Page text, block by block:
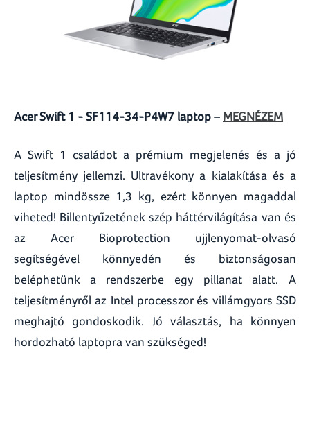
Acer Swift 1 - SF114-34-P4W7 laptop– MEGNÉZEM
A Swift 1 családot a prémium megjelenés és a jó
teljesítmény jellemzi. Ultravékony a kialakítása és a
laptop mindössze 1,3 kg, ezért könnyen magaddal
viheted! Billentyűzetének szép háttérvilágítása van és
az Acer Bioprotection ujjlenyomat-olvasó
segítségével könnyedén és biztonságosan
beléphetünk a rendszerbe egy pillanat alatt. A
teljesítményről az Intel processzor és villámgyors SSD
meghajtó gondoskodik. Jó választás, ha könnyen
hordozható laptopra van szükséged!